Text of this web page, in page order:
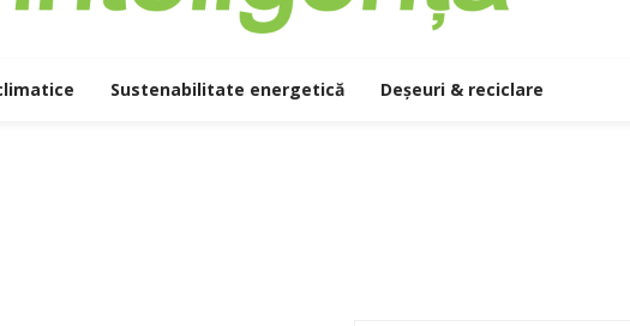
Sustenabilitate energetică Deșeuri & reciclare